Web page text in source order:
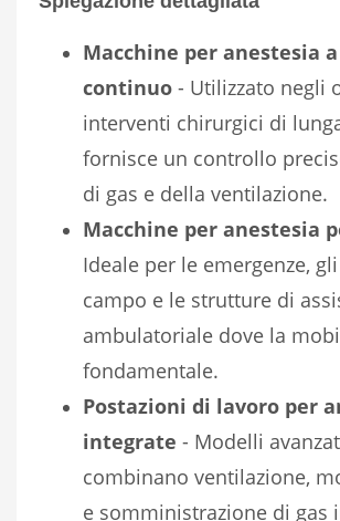
Macchine per anestesia
continuo - Utilizzato negli
interventi chirurgici di
fornisce un controllo
di gas e della ventilazione.
Macchine per anestesia
Ideale per le emergenze,
campo e le strutture di
ambulatoriale dove la
fondamentale.
Postazioni di lavoro per
integrate - Modelli
combinano ventilazione,
e somministrazione di gas